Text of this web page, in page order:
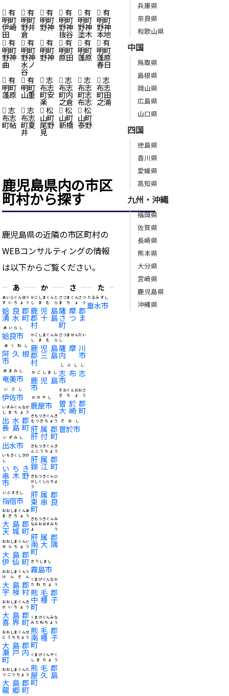
有
明町
伊崎
田
有
明町
野井
倉
有
明町
野神
有
明町
野神
抜谷
有
明町
野神
塗木
有
明町
野神
本地
有
明町
野神
曲
有
明町
野神
水ノ
谷
有
明町
野神
有
明町
原田
有
明町
蓬原
有
明町
蓬原
春日
有
明町
蓬原
有
明町
山重
志
布志
町安
楽
志
布志
町内
之倉
志
布志
町志
布志
志
布志
町田
之浦
志
布志
町帖
志
布志
町夏
井
松
山町
尾野
見
松
山町
新橋
松
山町
泰野
鹿児島県内の市区
町村から探す
鹿児島県の近隣の市区町村の
WEBコンサルティングの情報
は以下からご覧ください。
あ
姶良郡
湧水町
あいらぐんゆう
すいちょう
姶良市
あいらし
阿久根
市
あくねし
奄美市
あまみし
伊佐市
いさし
出水郡
長島町
いずみぐんなが
しまちょう
出水市
いずみし
いちき
串木野
市
いちきくしきの
し
指宿市
いぶすきし
大島郡
天城町
おおしまぐんあ
まぎちょう
大島郡
伊仙町
おおしまぐんい
せんちょう
大島郡
宇検村
おおしまぐんう
けんそん
大島郡
喜界町
おおしまぐんき
かいちょう
大島郡
瀬戸内
町
おおしまぐんせ
とうちちょう
大島郡
龍郷町
おおしまぐんた
つごうちょう
か
鹿児島
郡十島
村
かごしまぐんと
しまむら
鹿児島
郡三島
村
かごしまぐんみ
しまむら
鹿児島
市
かごしまし
鹿屋市
かのやし
肝属郡
肝付町
きもつきぐんき
もつきちょう
肝属郡
錦江町
きもつきぐんき
んこうちょう
肝属郡
東串良
町
きもつきぐんひ
がしくしらちょ
う
肝属郡
南大隅
町
きもつきぐんみ
なみおおすみち
ょう
霧島市
きりしまし
熊毛郡
中種子
町
くまげぐんなか
たねちょう
熊毛郡
南種子
町
くまげぐんみな
みたねちょう
熊毛郡
屋久島
町
くまげぐんやく
しまちょう
さ
薩摩郡
さつま
町
さつまぐんさつ
まちょう
薩摩川
内市
さつませんだい
し
志布志
市
しぶしし
曽於郡
大崎町
そおぐんおおさ
きちょう
曽於市
そおし
た
垂水市
たるみずし
兵庫県
奈良県
和歌山県
中国
鳥取県
島根県
岡山県
広島県
山口県
四国
徳島県
香川県
愛媛県
高知県
九州・沖縄
福岡県
佐賀県
長崎県
熊本県
大分県
宮崎県
鹿児島県
沖縄県